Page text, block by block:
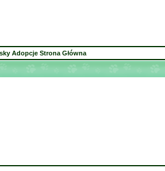
Adopcje Strona Główna